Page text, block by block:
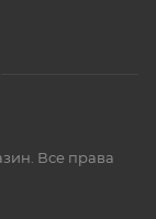
Все права